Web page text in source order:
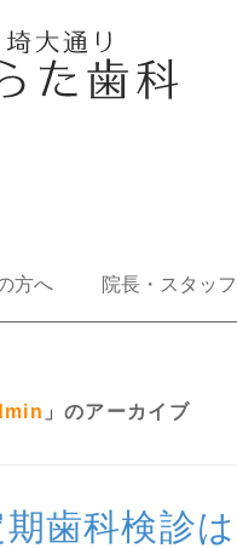
方へ 院長・スタッ
」のアーカイブ
歯科検診